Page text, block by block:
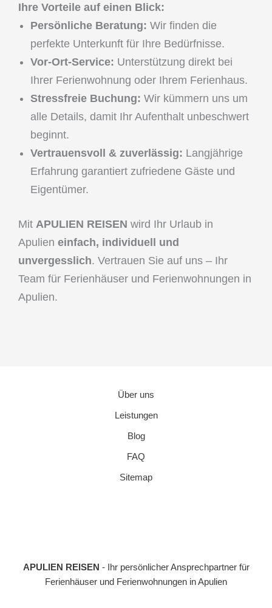
Ihre Vorteile auf einen Blick:
Persönliche Beratung: Wir finden die
perfekte Unterkunft für Ihre Bedürfnisse.
Vor-Ort-Service: Unterstützung direkt bei
Ihrer Ferienwohnung oder Ihrem Ferienhaus.
Stressfreie Buchung: Wir kümmern uns um
alle Details, damit Ihr Aufenthalt unbeschwert
beginnt.
Vertrauensvoll & zuverlässig: Langjährige
Erfahrung garantiert zufriedene Gäste und
Eigentümer.
Mit APULIEN REISEN wird Ihr Urlaub in
Apulien einfach, individuell und
unvergesslich. Vertrauen Sie auf uns – Ihr
Team für Ferienhäuser und Ferienwohnungen in
Apulien.
Über uns
Leistungen
Blog
FAQ
Sitemap
APULIEN REISEN - Ihr persönlicher Ansprechpartner für
Ferienhäuser und Ferienwohnungen in Apulien